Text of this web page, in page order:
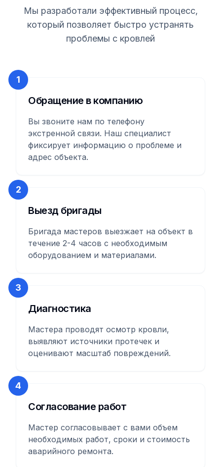
Мы разработали эффективный процесс,
который позволяет быстро устранять
проблемы с кровлей
1
Обращение в компанию
Вы звоните нам по телефону
экстренной связи. Наш специалист
фиксирует информацию о проблеме и
адрес объекта.
2
Выезд бригады
Бригада мастеров выезжает на объект в
течение 2-4 часов с необходимым
оборудованием и материалами.
3
Диагностика
Мастера проводят осмотр кровли,
выявляют источники протечек и
оценивают масштаб повреждений.
4
Согласование работ
Мастер согласовывает с вами объем
необходимых работ, сроки и стоимость
аварийного ремонта.